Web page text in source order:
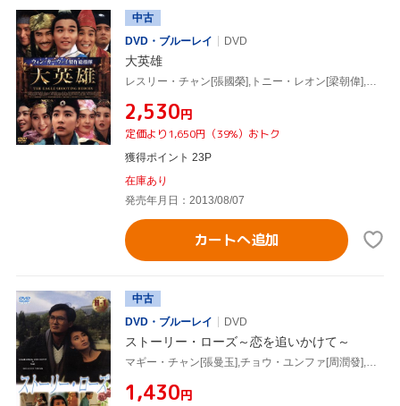
中古
DVD・ブルーレイ
DVD
大英雄
¥2,530円
定価より1,650円（39%）おトク
獲得ポイント 23P
在庫あり
発売年月日：2013/08/07
カートへ追加
中古
DVD・ブルーレイ
DVD
ストーリー・ローズ～恋を追いかけて～
¥1,430円